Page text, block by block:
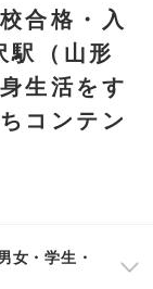
合格・入
駅（山形
生活をす
コンテン
女・学生・